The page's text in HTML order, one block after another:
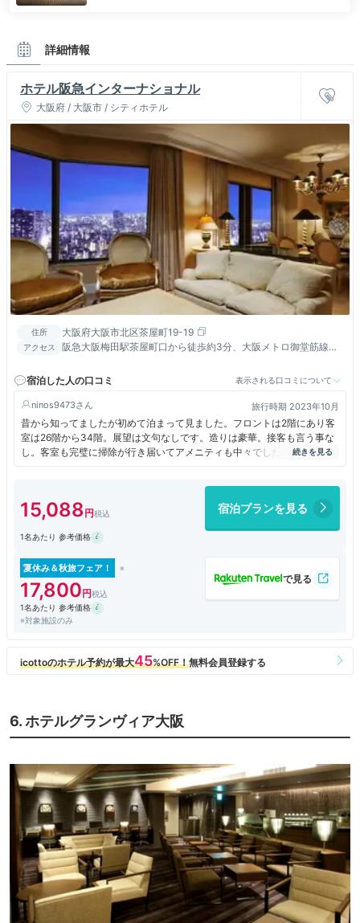
詳細情報
ホテル阪急インターナショナル
大阪府 / 大阪市 / シティホテル
住所 大阪府大阪市北区茶屋町19-19
アクセス
阪急大阪梅田駅茶屋町口から徒歩約3分、大阪メトロ御堂筋線中
宿泊した人の口コミ
表示される口コミについて
ninos9473 旅行時期 2023年10月
昔から知ってましたが初めて泊まって見ました。フロントは2階にあり客
室は26階から34階。展望は文句なしです。造りは豪華。接客も言う事な
し。客室も完璧に掃除が行き届いてアメニティも中々でした。
また泊まってみたいと思いました。
15,088 宿泊プランを見る
1名あたり 参考価格
夏休み＆秋旅フェア！
17,800
1名あたり 参考価格
※対象施設のみ
6. ホテルグランヴィア大阪